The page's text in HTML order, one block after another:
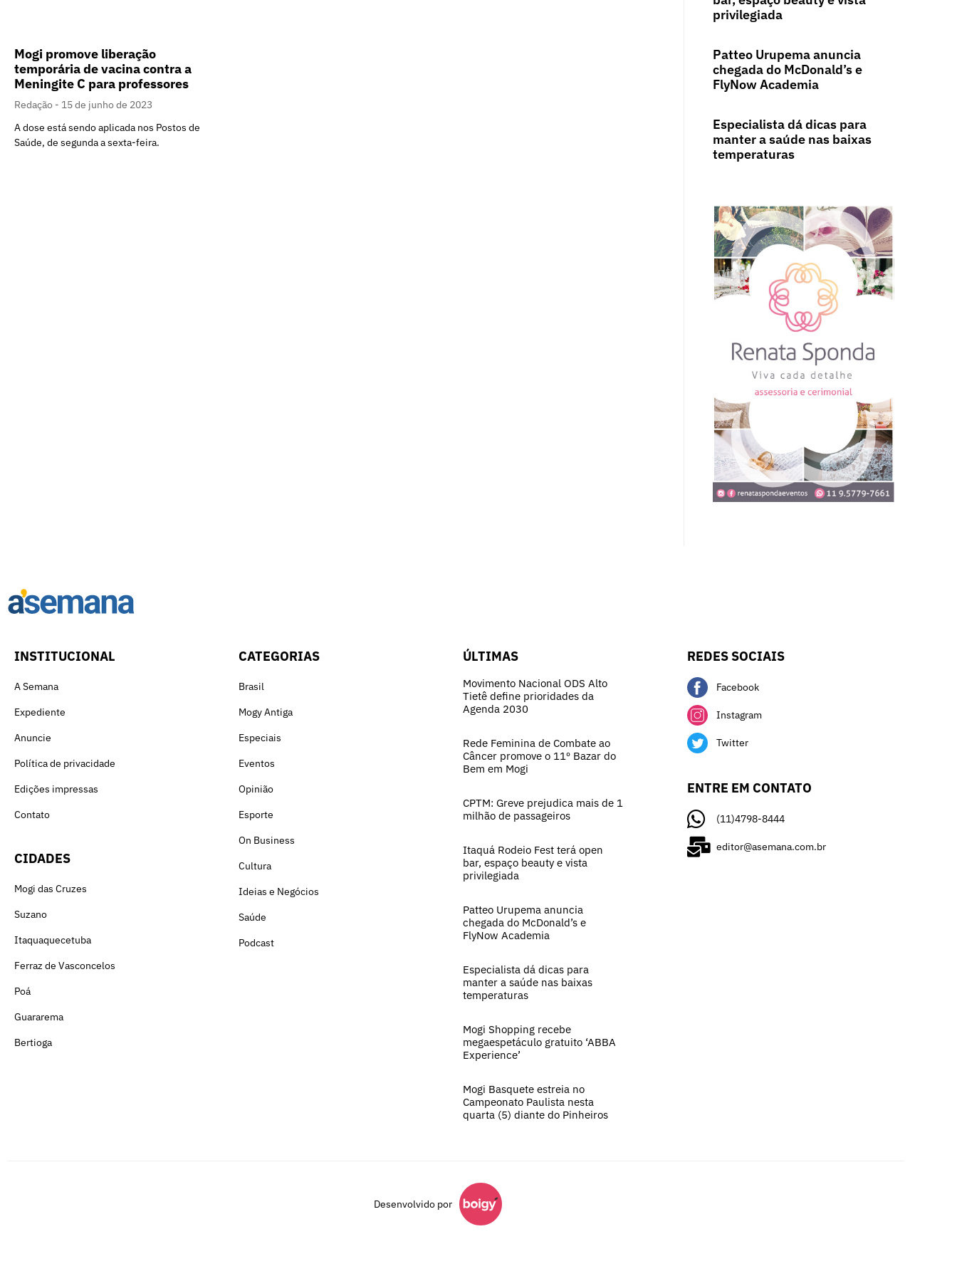
Mogi promove liberação
temporária de vacina contra a
Meningite C para professores
Redação
15 de junho de 2023
A dose está sendo aplicada nos Postos de
Saúde, de segunda a sexta-feira.
privilegiada
Patteo Urupema anuncia
chegada do McDonald’s e
FlyNow Academia
Especialista dá dicas para
manter a saúde nas baixas
temperaturas
INSTITUCIONAL
A Semana
Expediente
Anuncie
Política de privacidade
Edições impressas
Contato
CIDADES
Mogi das Cruzes
Suzano
Itaquaquecetuba
Ferraz de Vasconcelos
Poá
Guararema
Bertioga
CATEGORIAS
Brasil
Mogy Antiga
Especiais
Eventos
Opinião
Esporte
On Business
Cultura
Ideias e Negócios
Saúde
Podcast
ÚLTIMAS
Movimento Nacional ODS Alto
Tietê define prioridades da
Agenda 2030
Rede Feminina de Combate ao
Câncer promove o 11º Bazar do
Bem em Mogi
CPTM: Greve prejudica mais de 1
milhão de passageiros
Itaquá Rodeio Fest terá open
bar, espaço beauty e vista
privilegiada
Patteo Urupema anuncia
chegada do McDonald’s e
FlyNow Academia
Especialista dá dicas para
manter a saúde nas baixas
temperaturas
Mogi Shopping recebe
megaespetáculo gratuito ‘ABBA
Experience’
Mogi Basquete estreia no
Campeonato Paulista nesta
quarta (5) diante do Pinheiros
REDES SOCIAIS
Facebook
Instagram
Twitter
ENTRE EM CONTATO
(11)4798-8444
editor@asemana.com.br
Desenvolvido por